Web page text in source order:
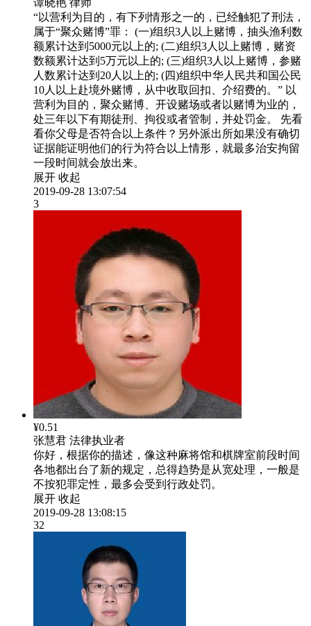
谭晓艳 律师
“以营利为目的，有下列情形之一的，已经触犯了刑法，
属于“聚众赌博”罪： (一)组织3人以上赌博，抽头渔利数
额累计达到5000元以上的; (二)组织3人以上赌博，赌资
数额累计达到5万元以上的; (三)组织3人以上赌博，参赌
人数累计达到20人以上的; (四)组织中华人民共和国公民
10人以上赴境外赌博，从中收取回扣、介绍费的。” 以
营利为目的，聚众赌博、开设赌场或者以赌博为业的，
处三年以下有期徒刑、拘役或者管制，并处罚金。 先看
看你父母是否符合以上条件？另外派出所如果没有确切
证据能证明他们的行为符合以上情形，就最多治安拘留
一段时间就会放出来。
展开 收起
2019-09-28 13:07:54
3
¥0.51
张慧君 法律执业者
你好，根据你的描述，像这种麻将馆和棋牌室前段时间
各地都出台了新的规定，总得趋势是从宽处理，一般是
不按犯罪定性，最多会受到行政处罚。
展开 收起
2019-09-28 13:08:15
32